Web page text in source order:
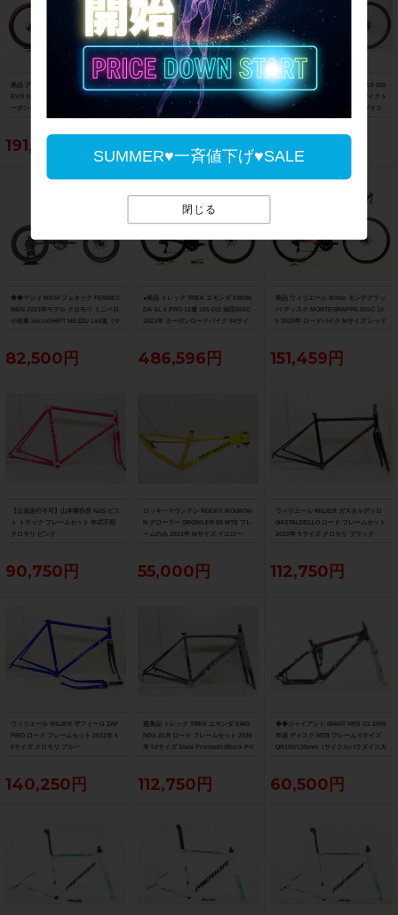
SUMMER♥一斉値下げ♥SALE
閉じる
美品 グスト GUSTO RCR TEAN DURO
EVO 105 ホイールカスタム 2021年 カ
ーボンロードバイク Lサイズ ラヴァレ
191,400円
ジャイアント GIANT TCR ADVANCED
2 DISC SE 105 パワメ付 ホイールカス
タム 2021年 カーボンロードバイク M
サイズ カーボンカラー
223,179円
▼▼トレック TREK EMONDA SL5 DIS
C 105 2023年 カーボン ロードバイク 5
0サイズ 2×11速（サイクルパラダイス
福岡より配送）
214,500円
◆◆マジィ MASI フェネック FENNEC
MEN 2023年モデル クロモリ ミニベロ
小径車 microSHIFT MEZZU 1x8速（サ
82,500円
●美品 トレック TREK エモンダ EMON
DA SL 6 PRO 12速 105 Di2 油圧DISC
2023年 カーボンロードバイク 54サイ
486,596円
美品 ウィリエール Wilier モンテグラッ
パ ディスク MONTEGRAPPA DISC 10
5 2020年 ロードバイク Mサイズ レッド
151,459円
【公道走行不可】山本製作所 NJS ピス
ト トラック フレームセット 年式不明
クロモリ ピンク
90,750円
ロッキーマウンテン ROCKY MOUNTAI
N グローラー GROWLER 50 MTB フレ
ームのみ 2021年 Mサイズ イエロー
55,000円
ウィリエール WILIER ガスタルデッロ
GASTALDELLO ロード フレームセット
2020年 Sサイズ クロモリ ブラック
112,750円
ウィリエール WILIER ザフィーロ ZAF
FIRO ロード フレームセット 2022年 5
0サイズ クロモリ ブルー
140,250円
超美品 トレック TREK エモンダ EMO
NDA ALR ロード フレームセット 2026
年 52サイズ Slate Prismatic/Black Pri
112,750円
◆◆ジャイアント GIANT NRS C1 2005
年頃 ディスク MTB フレーム Sサイズ
QR100/135mm（サイクルパラダイス大
60,500円